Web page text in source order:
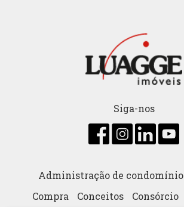
Siga-nos
Administração de condomínio
Compra
Conceitos Consórcio